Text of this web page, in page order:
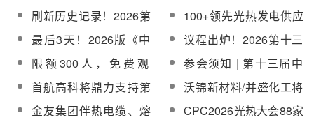
刷新历史记录！2026第
十三届中国国际光热大
会盛大开幕
100+领先光热发电供应
商业绩将录入2026版
《中国光热电站开发供
应链指南》【附名录】
最后3天！2026版《中
国光热电站开发供应链
指南》即将截止录入！
议程出炉！2026第十三
届中国国际光热大会5月
成都召开
限额300人，免费观
展！2026第十三届中国
国际光热大会
参会须知 | 第十三届中
国国际光热大会，月底
成都见！
首航高科将鼎力支持第
十三届中国国际光热大
会召开
沃锦新材料/并盛化工将
鼎力支持第十三届中国
国际光热大会召开
金友集团伴热电缆、熔
CPC2026光热大会88家